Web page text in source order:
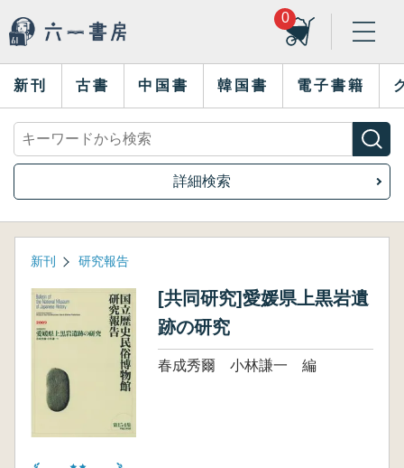
0
新刊 古書 中国書 韓国書 電子書籍
詳細検索
新刊 研究報告
[共同研究]愛媛県上黒岩遺
跡の研究
春成秀爾 小林謙一 編